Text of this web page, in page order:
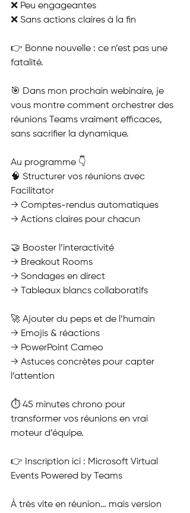
❌ Peu engageantes
❌ Sans actions claires à la fin
👉 Bonne nouvelle : ce n’est pas une
fatalité.
🎯 Dans mon prochain webinaire, je
vous montre comment orchestrer des
réunions Teams vraiment efficaces,
sans sacrifier la dynamique.
Au programme 👇
🧠 Structurer vos réunions avec
Facilitator
→ Comptes-rendus automatiques
→ Actions claires pour chacun
🤝 Booster l’interactivité
→ Breakout Rooms
→ Sondages en direct
→ Tableaux blancs collaboratifs
🚀 Ajouter du peps et de l’humain
→ Emojis & réactions
→ PowerPoint Cameo
→ Astuces concrètes pour capter
l’attention
⏱ 45 minutes chrono pour
transformer vos réunions en vrai
moteur d’équipe.
👉 Inscription ici : Microsoft Virtual
Events Powered by Teams
À très vite en réunion… mais version